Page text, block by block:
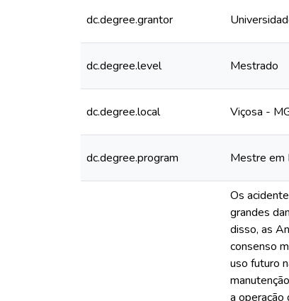
dc.degree.grantor
dc.degree.level Mestrado
dc.degree.local Viçosa -
dc.degree.program Mestre em
Os
grandes
disso, as
consenso
uso futuro
a operação